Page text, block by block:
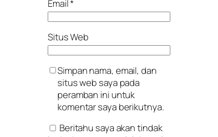
Email*
Situs Web
Simpan nama, email, dan
situs web saya pada
peramban ini untuk
komentar saya berikutnya.
Beritahu saya akan tindak